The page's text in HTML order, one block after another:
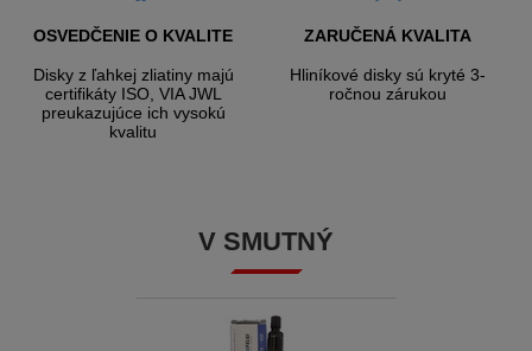
OSVEDČENIE O KVALITE
Disky z ľahkej zliatiny majú
certifikáty ISO, VIA JWL
preukazujúce ich vysokú
kvalitu
ZARUČENÁ KVALITA
Hliníkové disky sú kryté 3-
ročnou zárukou
V SMUTNÝ